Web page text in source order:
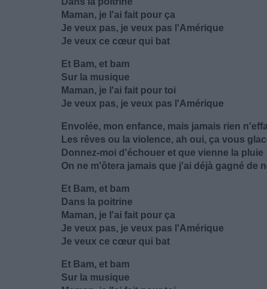
Maman, je l'ai fait pour ça
Je veux pas, je veux pas l'Amérique
Je veux ce cœur qui bat
Et Bam, et bam
Sur la musique
Maman, je l'ai fait pour toi
Je veux pas, je veux pas l'Amérique
Envolée, mon enfance, mais jamais rien
Les rêves ou la violence, ah oui, ça vous
Donnez-moi d'échouer et que vienne la pluie
On ne m'ôtera jamais que j'ai déjà gagné de
Et Bam, et bam
Dans la poitrine
Maman, je l'ai fait pour ça
Je veux pas, je veux pas l'Amérique
Je veux ce cœur qui bat
Et Bam, et bam
Sur la musique